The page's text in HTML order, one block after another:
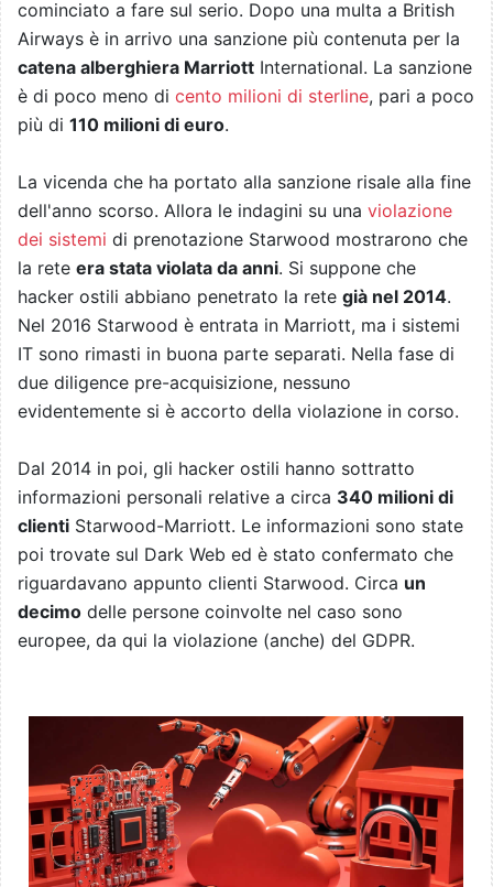
cominciato a fare sul serio. Dopo una multa a British
Airways è in arrivo una sanzione più contenuta per la
catena alberghiera Marriott International. La sanzione
è di poco meno di cento milioni di sterline, pari a poco
più di 110 milioni di euro.
La vicenda che ha portato alla sanzione risale alla fine
dell'anno scorso. Allora le indagini su una violazione
dei sistemi di prenotazione Starwood mostrarono che
la rete era stata violata da anni. Si suppone che
hacker ostili abbiano penetrato la rete già nel 2014.
Nel 2016 Starwood è entrata in Marriott, ma i sistemi
IT sono rimasti in buona parte separati. Nella fase di
due diligence pre-acquisizione, nessuno
evidentemente si è accorto della violazione in corso.
Dal 2014 in poi, gli hacker ostili hanno sottratto
informazioni personali relative a circa 340 milioni di
clienti Starwood-Marriott. Le informazioni sono state
poi trovate sul Dark Web ed è stato confermato che
riguardavano appunto clienti Starwood. Circa un
decimo delle persone coinvolte nel caso sono
europee, da qui la violazione (anche) del GDPR.